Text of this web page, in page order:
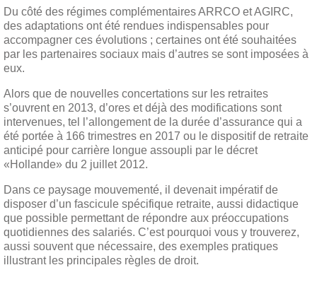
Du côté des régimes complémentaires ARRCO et AGIRC,
des adaptations ont été rendues indispensables pour
accompagner ces évolutions ; certaines ont été souhaitées
par les partenaires sociaux mais d’autres se sont imposées à
eux.
Alors que de nouvelles concertations sur les retraites
s’ouvrent en 2013, d’ores et déjà des modifications sont
intervenues, tel l’allongement de la durée d’assurance qui a
été portée à 166 trimestres en 2017 ou le dispositif de retraite
anticipé pour carrière longue assoupli par le décret
«Hollande» du 2 juillet 2012.
Dans ce paysage mouvementé, il devenait impératif de
disposer d’un fascicule spécifique retraite, aussi didactique
que possible permettant de répondre aux préoccupations
quotidiennes des salariés. C’est pourquoi vous y trouverez,
aussi souvent que nécessaire, des exemples pratiques
illustrant les principales règles de droit.